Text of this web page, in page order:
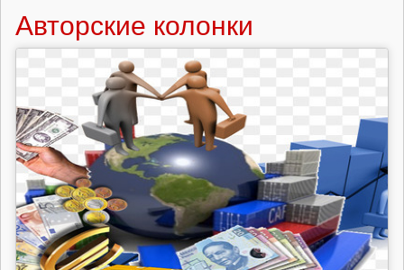
Авторские колонки